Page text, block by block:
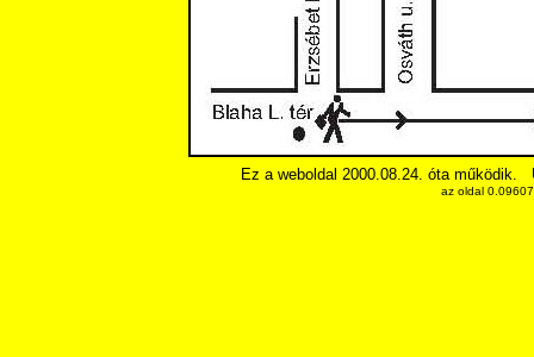
Ez a weboldal 2000.08.24. óta működik.
az oldal